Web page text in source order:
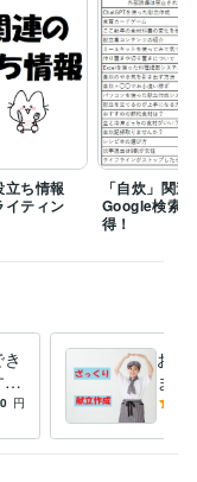
間～10日の提案期限を
18年
立ち情報
イティン
「自炊」関
Google検索
得！
ご
円
お手
ま
から